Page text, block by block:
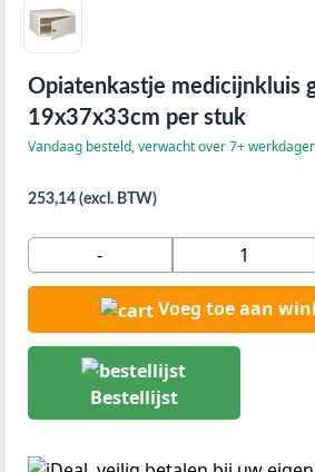
Opiatenkastje medicijnkluis
19x37x33cm per stuk
Vandaag besteld, verwacht over 7+
253,14 (excl. BTW)
-
Voeg toe aan
Bestellijst